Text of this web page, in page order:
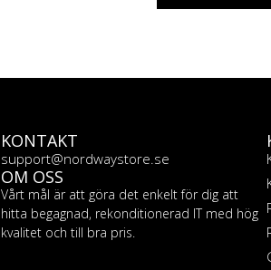
KONTAKT
support@nordwaystore.se
OM OSS
Vårt mål är att göra det enkelt för dig att
hitta begagnad, rekonditionerad IT med hög
kvalitet och till bra pris.